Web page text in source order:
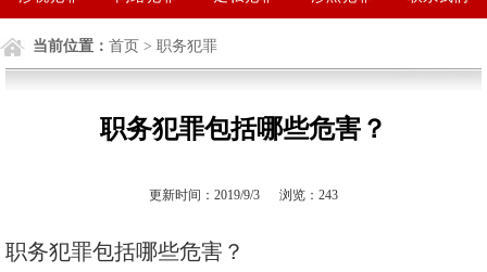
当前位置： 首页 > 职务犯罪
职务犯罪包括哪些危害？
更新时间：2019/9/3 浏览： 243
职务犯罪包括哪些危害？